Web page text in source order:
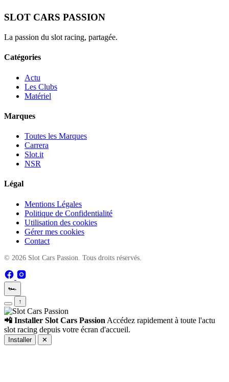
SLOT CARS PASSION
La passion du slot racing, partagée.
Catégories
Actu
Les Clubs
Matériel
Marques
Toutes les Marques
Carrera
Slot.it
NSR
Légal
Mentions Légales
Politique de Confidentialité
Utilisation des cookies
Gérer mes cookies
Contact
© 2026 Slot Cars Passion. Tous droits réservés.
🏎️
↑
📲 Installer Slot Cars Passion Accédez rapidement à toute l'actu
slot racing depuis votre écran d'accueil.
Installer ✕